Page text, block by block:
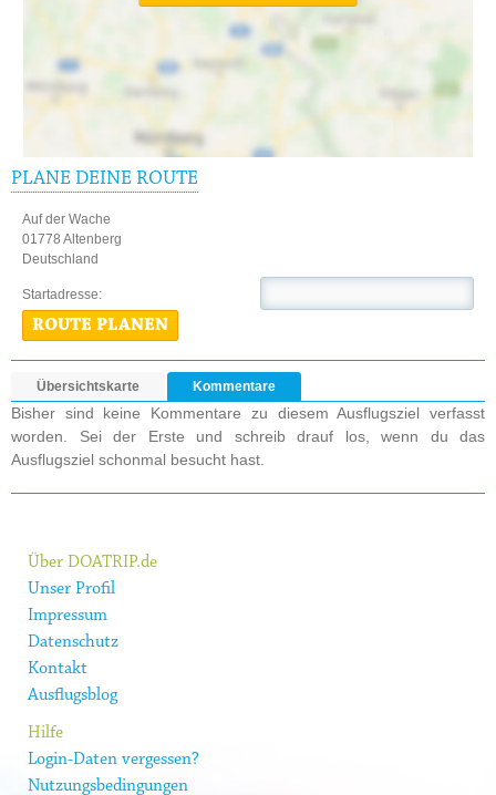
PLANE DEINE ROUTE
Auf der Wache
01778 Altenberg
Deutschland
Startadresse:
ROUTE PLANEN
Übersichtskarte Kommentare
Bisher sind keine Kommentare zu diesem Ausflugsziel verfasst
worden. Sei der Erste und schreib drauf los, wenn du das
Ausflugsziel schonmal besucht hast.
Über DOATRIP.de
Unser Profil
Impressum
Datenschutz
Kontakt
Ausflugsblog
Hilfe
Login-Daten vergessen?
Nutzungsbedingungen